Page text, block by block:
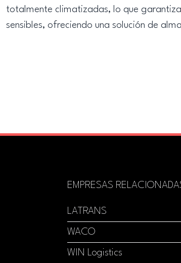
totalmente climatizadas, lo que
sensibles, ofreciendo una solución de
EMPRESAS
LATRANS
WACO
WIN Logistics